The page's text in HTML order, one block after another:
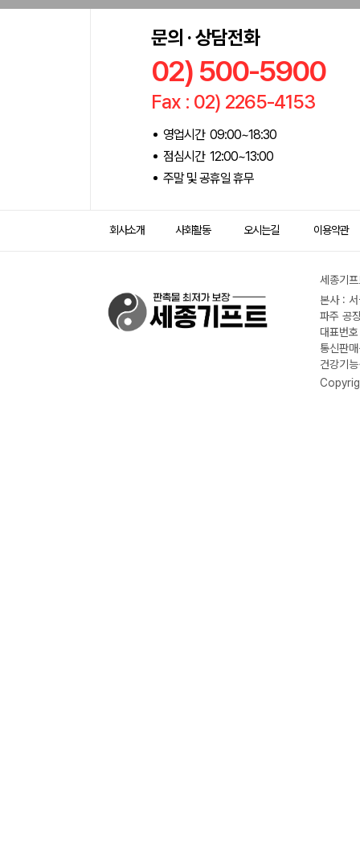
문의 · 상담전화
02) 500-5900
Fax : 02) 2265-4153
영업시간 09:00~18:30
점심시간 12:00~13:00
주말 및 공휴일 휴무
회사소개 사회활동 오시는길 이용약관
세종기
본사 :
파주 공
대표번
통신판
건강기